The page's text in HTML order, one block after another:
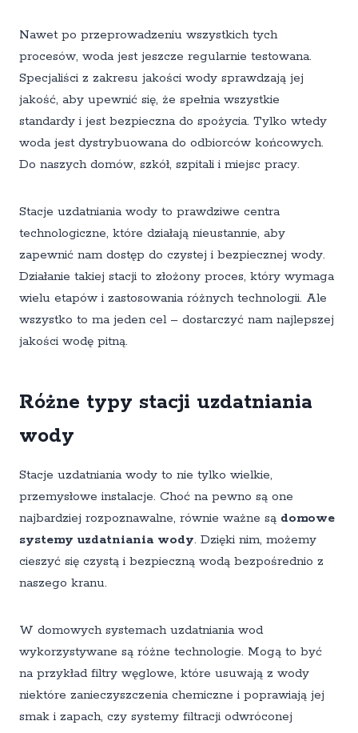
Nawet po przeprowadzeniu wszystkich tych
procesów, woda jest jeszcze regularnie testowana.
Specjaliści z zakresu jakości wody sprawdzają jej
jakość, aby upewnić się, że spełnia wszystkie
standardy i jest bezpieczna do spożycia. Tylko wtedy
woda jest dystrybuowana do odbiorców końcowych.
Do naszych domów, szkół, szpitali i miejsc pracy.
Stacje uzdatniania wody to prawdziwe centra
technologiczne, które działają nieustannie, aby
zapewnić nam dostęp do czystej i bezpiecznej wody.
Działanie takiej stacji to złożony proces, który wymaga
wielu etapów i zastosowania różnych technologii. Ale
wszystko to ma jeden cel – dostarczyć nam najlepszej
jakości wodę pitną.
Różne typy stacji uzdatniania
wody
Stacje uzdatniania wody to nie tylko wielkie,
przemysłowe instalacje. Choć na pewno są one
najbardziej rozpoznawalne, równie ważne są domowe
systemy uzdatniania wody. Dzięki nim, możemy
cieszyć się czystą i bezpieczną wodą bezpośrednio z
naszego kranu.
W domowych systemach uzdatniania wod
wykorzystywane są różne technologie. Mogą to być
na przykład filtry węglowe, które usuwają z wody
niektóre zanieczyszczenia chemiczne i poprawiają jej
smak i zapach, czy systemy filtracji odwróconej